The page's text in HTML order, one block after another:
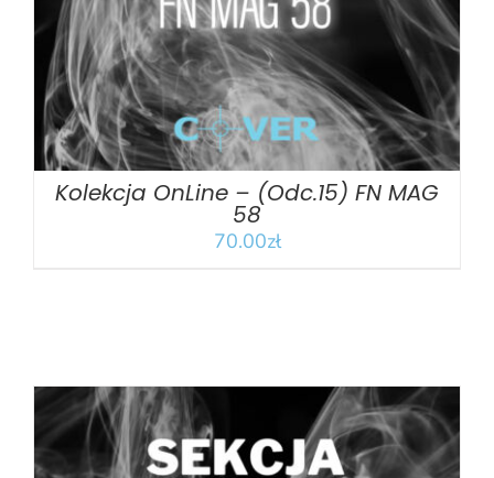
Kolekcja OnLine – (Odc.15) FN MAG
58
70.00zł